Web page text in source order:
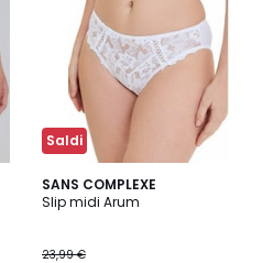
Saldi
SANS COMPLEXE
Slip midi Arum
23,99 €
4,8
/ 5
2
Colori